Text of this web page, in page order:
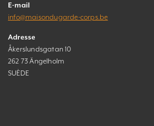
E-mail
info@maisondugarde-corps.be
Adresse
Åkerslundsgatan 10
262 73 Ängelholm
SUÈDE